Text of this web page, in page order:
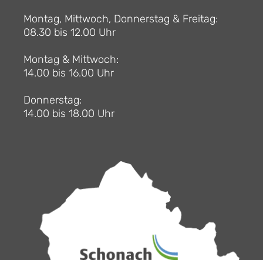
Montag, Mittwoch, Donnerstag & Freitag:
08.30 bis 12.00 Uhr
Montag & Mittwoch:
14.00 bis 16.00 Uhr
Donnerstag:
14.00 bis 18.00 Uhr